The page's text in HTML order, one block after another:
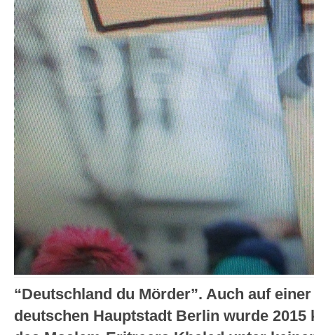
“Deutschland du Mörder”. Auch auf
deutschen Hauptstadt Berlin wurde